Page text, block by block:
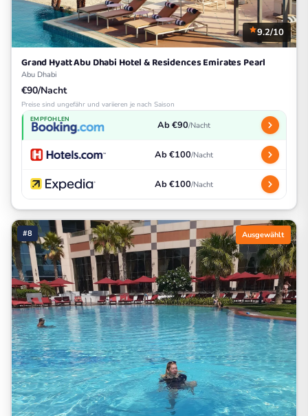
9.2/10
Grand Hyatt Abu Dhabi Hotel & Residences Emirates Pearl
Abu Dhabi
€90/Nacht
Preise sind ungefähr und variieren je nach Saison
EMPFOHLEN Ab €90/Nacht
Ab €100/Nacht
Ab €100/Nacht
#8 Ausgewählt